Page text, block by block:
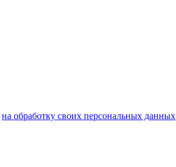
на обработку своих персональных данных